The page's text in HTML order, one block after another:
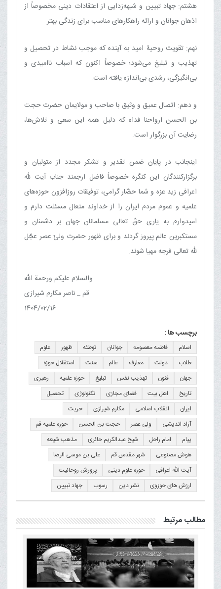
هشتم: جهاد تبیین و شبهه‌زدایی از اعتقادات دینی مخصوصاً از
اذهان جوانان و ارائه راهکارهای مناسب برای زندگی بهتر.
نهم: تقویت روحیۀ امید به آینده که موجب نشاط در تحصیل و
تهذیب و تبلیغ می‌شود؛ خصوصاً اکنون که اسباب ناامیدی و
بی‌انگیزگی، رشدی بی‌اندازه یافته است.
و دهم: اتصال عمیق و وثیق با صاحب و مولایمان حضرت حجت
بن الحسن ارواحنا فداه که دلیل همه این سعی و تلاش‌ها،
رضایت آن بزرگوار است.
اینجانب در پایان ضمن تقدیر و تشکر مجدد از متولیان و
برگزارکنندگان این کنگره خصوصاً فاضل ارجمند جناب آیت ﷲ
اعرافی زید عزه و شما حضّار گرامی، توفیقات روزافزون حوزه‌های
علمیه و عموم مردم ایران را از خداوند متعال مسئلت دارم و
امیدوارم به یاری حقّ تعالی مسلمانان جهان بر دشمنان و
مستکبرین عالم پیروز گردند و برای ظهور حضرت ولیّ عصر عجّل
ﷲ تعالی فرجه مهیا شوند.
والسلام علیکم ورحمة الله
قم _ ناصر مکارم شیرازی
1404/02/16
برچسب ها :
اسلام فاطمه معصومه جوانان توطئه ظهور
علوم
طلاب
دولت معارف عالم سنت
استقلال حوزه
جهان
فنون تهذیب نفس تبلیغ حوزه علمیه
رهبری
تاریخ
اهل بیت فضای مجازی تکنولوژی
تحصیل
ایران
انقلاب اسلامی مکارم شیرازی
حریت
آزاد اندیشی
ولی عصر حجت بن الحسن
حوزه علمیه قم
پیام
امام راحل شیخ عبدالکریم حائری
مذهب شیعه
هوش مصنوعی
شهر مقدس قم
علی بن موسی الرضا
آیت الله اعرافی
حوزه علوم دینی
پرورش روحانیت
ارزش های حوزوی
نشر دین رسوب جهاد تبیین
مطالب مرتبط